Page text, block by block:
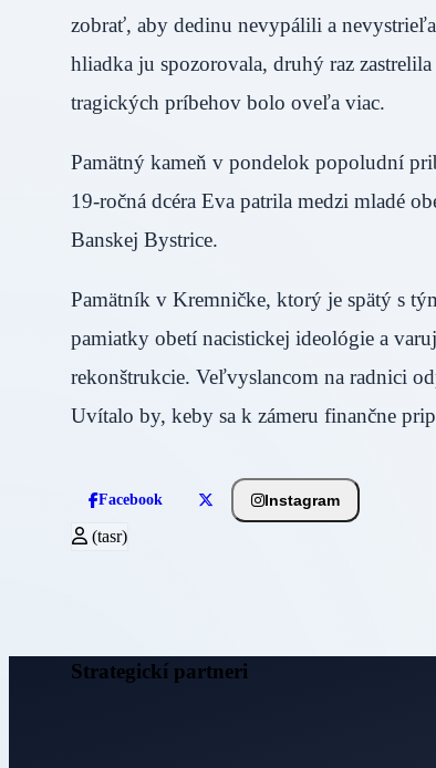
zobrať, aby dedinu nevypálili a
hliadka ju spozorovala, druhý raz
tragických príbehov bolo oveľa viac.
Pamätný kameň v pondelok popoludní
19-ročná dcéra Eva patrila medzi mladé
Banskej Bystrice.
Pamätník v Kremničke, ktorý je spätý s
pamiatky obetí nacistickej ideológie a
rekonštrukcie. Veľvyslancom na radnici
Uvítalo by, keby sa k zámeru finančne
Facebook Instagram
(tasr)
Strategickí partneri